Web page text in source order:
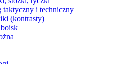
taktyczny i techniczny
(kontrasty)